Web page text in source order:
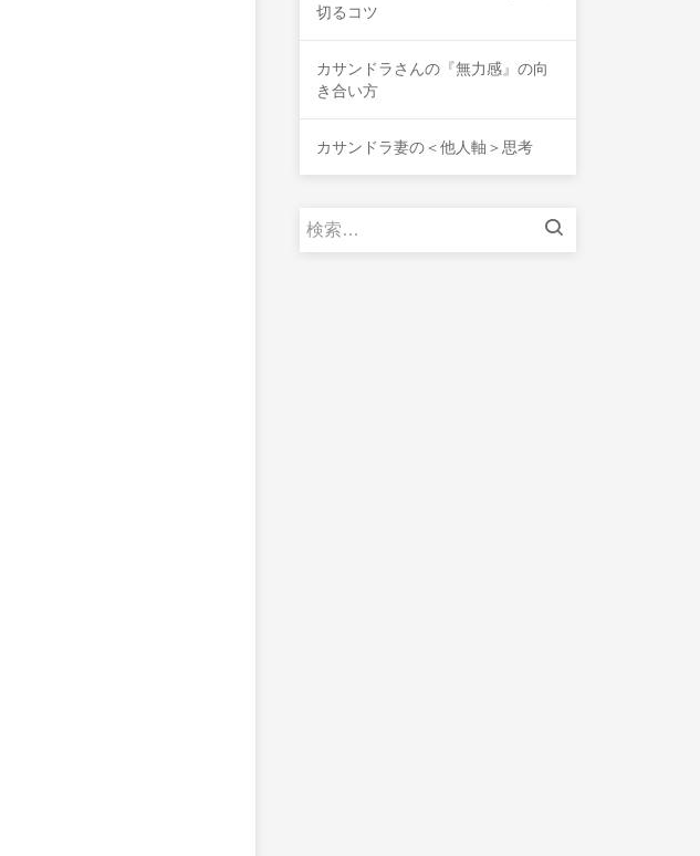
切るコツ
カサンドラさんの『無力感』の向
き合い方
カサンドラ妻の＜他人軸＞思考
検